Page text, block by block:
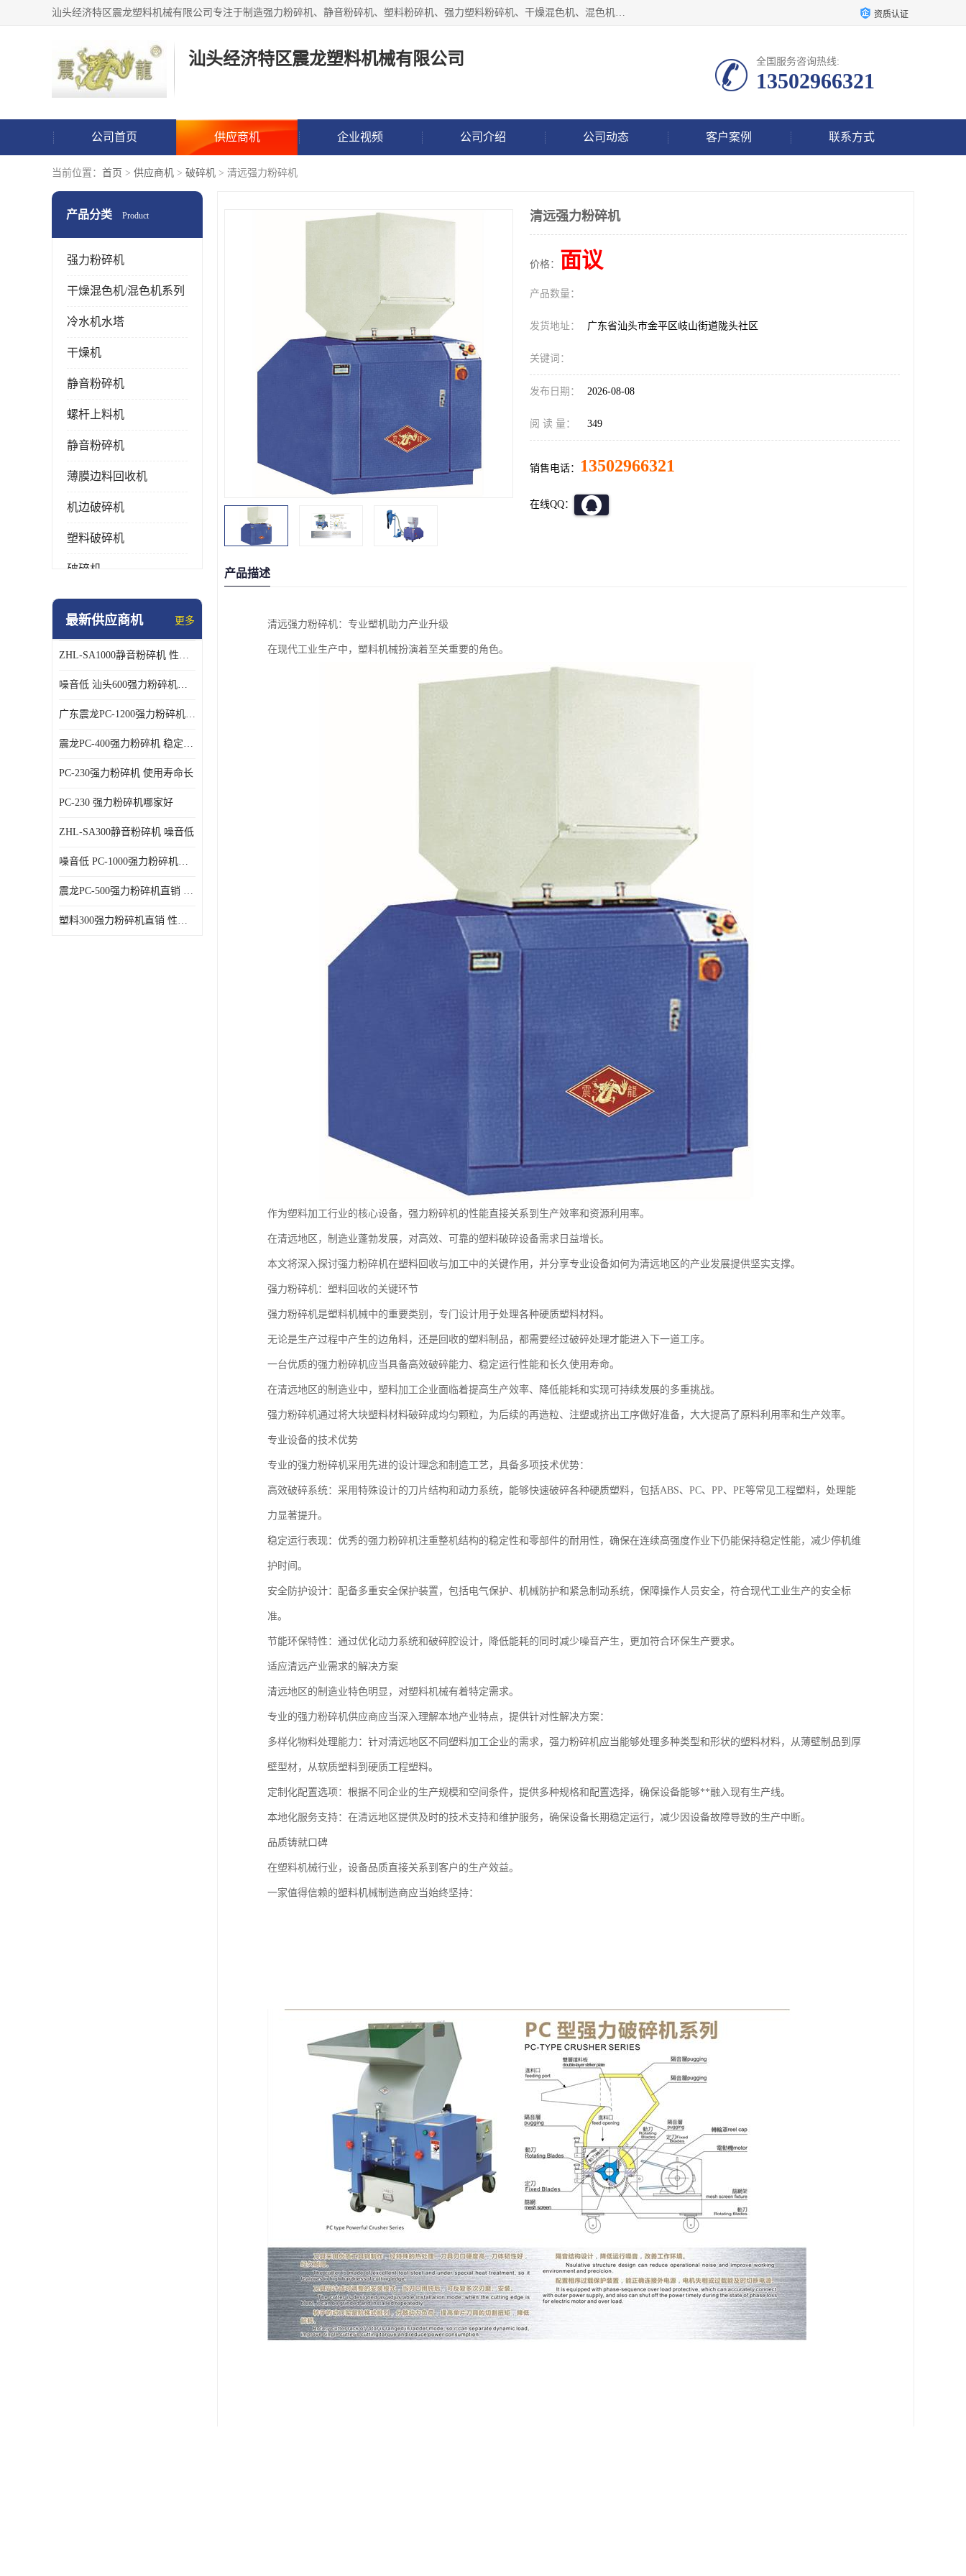
汕头经济特区震龙塑料机械有限公司专注于制造强力粉碎机、静音粉碎机、塑料粉碎机、强力塑料粉碎机、干燥混色机、混色机、冷水机、上料机等塑料辅助机械。 资质认证
汕头经济特区震龙塑料机械有限公司 全国服务咨询热线:
13502966321
公司首页 供应商机 企业视频 公司介绍 公司动态 客户案例 联系方式
当前位置： 首页 > 供应商机 > 破碎机 > 清远强力粉碎机
产品分类 Product
强力粉碎机
干燥混色机/混色机系列
冷水机水塔
干燥机
静音粉碎机
螺杆上料机
静音粉碎机
薄膜边料回收机
机边破碎机
塑料破碎机
破碎机
强力粉碎机
最新供应商机 更多
ZHL-SA1000静音粉碎机 性能稳定
噪音低 汕头600强力粉碎机直供
广东震龙PC-1200强力粉碎机 物超所值
震龙PC-400强力粉碎机 稳定性好
PC-230强力粉碎机 使用寿命长
PC-230 强力粉碎机哪家好
ZHL-SA300静音粉碎机 噪音低
噪音低 PC-1000强力粉碎机直供
震龙PC-500强力粉碎机直销 性价比高
塑料300强力粉碎机直销 性价比高
清远强力粉碎机
价格： 面议
产品数量：
发货地址： 广东省汕头市金平区岐山街道陇头社区
关键词：
发布日期： 2026-08-08
阅 读 量： 349
销售电话： 13502966321
在线QQ：
产品描述
清远强力粉碎机：专业塑机助力产业升级
在现代工业生产中，塑料机械扮演着至关重要的角色。
作为塑料加工行业的核心设备，强力粉碎机的性能直接关系到生产效率和资源利用率。
在清远地区，制造业蓬勃发展，对高效、可靠的塑料破碎设备需求日益增长。
本文将深入探讨强力粉碎机在塑料回收与加工中的关键作用，并分享专业设备如何为清远地区的产业发展提供坚实支撑。
强力粉碎机：塑料回收的关键环节
强力粉碎机是塑料机械中的重要类别，专门设计用于处理各种硬质塑料材料。
无论是生产过程中产生的边角料，还是回收的塑料制品，都需要经过破碎处理才能进入下一道工序。
一台优质的强力粉碎机应当具备高效破碎能力、稳定运行性能和长久使用寿命。
在清远地区的制造业中，塑料加工企业面临着提高生产效率、降低能耗和实现可持续发展的多重挑战。
强力粉碎机通过将大块塑料材料破碎成均匀颗粒，为后续的再造粒、注塑或挤出工序做好准备，大大提高了原料利用率和生产效率。
专业设备的技术优势
专业的强力粉碎机采用先进的设计理念和制造工艺，具备多项技术优势：
高效破碎系统：采用特殊设计的刀片结构和动力系统，能够快速破碎各种硬质塑料，包括ABS、PC、PP、PE等常见工程塑料，处理能
力显著提升。
稳定运行表现：优秀的强力粉碎机注重整机结构的稳定性和零部件的耐用性，确保在连续高强度作业下仍能保持稳定性能，减少停机维
护时间。
安全防护设计：配备多重安全保护装置，包括电气保护、机械防护和紧急制动系统，保障操作人员安全，符合现代工业生产的安全标
准。
节能环保特性：通过优化动力系统和破碎腔设计，降低能耗的同时减少噪音产生，更加符合环保生产要求。
适应清远产业需求的解决方案
清远地区的制造业特色明显，对塑料机械有着特定需求。
专业的强力粉碎机供应商应当深入理解本地产业特点，提供针对性解决方案：
多样化物料处理能力：针对清远地区不同塑料加工企业的需求，强力粉碎机应当能够处理多种类型和形状的塑料材料，从薄壁制品到厚
壁型材，从软质塑料到硬质工程塑料。
定制化配置选项：根据不同企业的生产规模和空间条件，提供多种规格和配置选择，确保设备能够**融入现有生产线。
本地化服务支持：在清远地区提供及时的技术支持和维护服务，确保设备长期稳定运行，减少因设备故障导致的生产中断。
品质铸就口碑
在塑料机械行业，设备品质直接关系到客户的生产效益。
一家值得信赖的塑料机械制造商应当始终坚持：